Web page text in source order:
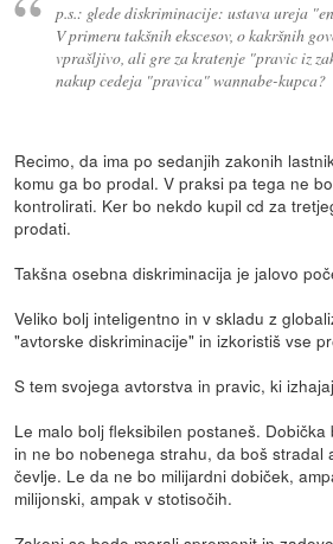
p.s.: glede diskriminacije: ustava ureja
V primeru takšnih ekscesov, o kakršnih
vprašljivo, ali gre za kratenje "pravic iz
nakup cedeja "pravica" wannabe-kupca?
Recimo, da ima po sedanjih zakonih
komu ga bo prodal. V praksi pa tega ne
kontrolirati. Ker bo nekdo kupil cd za
prodati.
Takšna osebna diskriminacija je jalovo
Veliko bolj inteligentno in v skladu z
"avtorske diskriminacije" in izkoristiš vse
S tem svojega avtorstva in pravic, ki
Le malo bolj fleksibilen postaneš.
in ne bo nobenega strahu, da boš stradal
čevlje. Le da ne bo milijardni dobiček,
milijonski, ampak v stotisočih.